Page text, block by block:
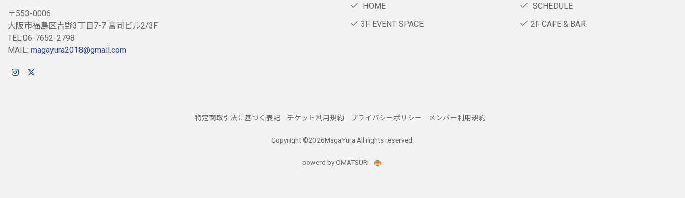
〒553-0006
大阪市福島区吉野3丁目7-7 富岡ビル2/3F
TEL:06-7652-2798
MAIL: magayura2018@gmail.com
HOME
SCHEDULE
3F EVENT SPACE
2F CAFE & BAR
特定商取引法に基づく表記 チケット利用規約 プライバシーポリシー メンバー利用規約
Copyright ©2026MagaYura All rights reserved.
powerd by OMATSURI